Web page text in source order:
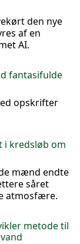
den nye
af en
AI.
fantasifulde
opskrifter
i kredsløb om
mænd endte
såret
atmosfære.
metode til